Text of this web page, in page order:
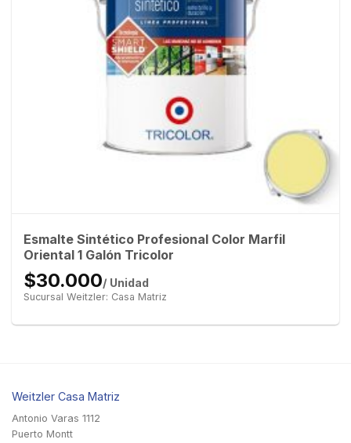
Esmalte Sintético Profesional Color Marfil
Oriental 1 Galón Tricolor
$30.000/ Unidad
Sucursal Weitzler: Casa Matriz
Weitzler Casa Matriz
Antonio Varas 1112
Puerto Montt